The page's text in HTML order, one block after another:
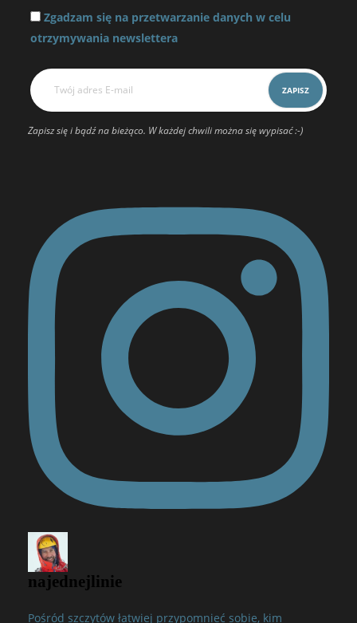
Zgadzam się na przetwarzanie danych w celu
otrzymywania newslettera
Zapisz się i bądź na bieżąco. W każdej chwili można się wypisać :-)
najednejlinie
Pośród szczytów łatwiej przypomnieć sobie, kim